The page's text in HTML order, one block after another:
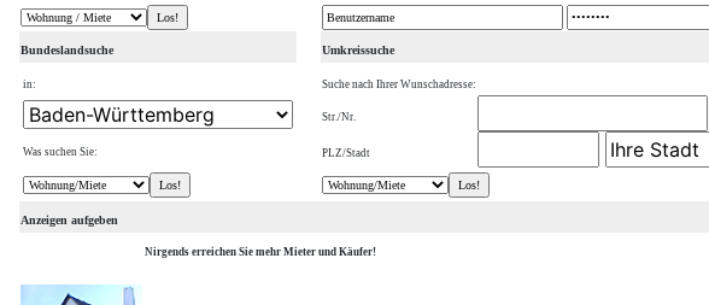
Bundeslandsuche Umkreissuche
in:
Was suchen Sie:
Suche nach Ihrer Wunschadresse:
Str./Nr.
PLZ/Stadt
Anzeigen aufgeben
Nirgends erreichen Sie mehr Mieter und Käufer!